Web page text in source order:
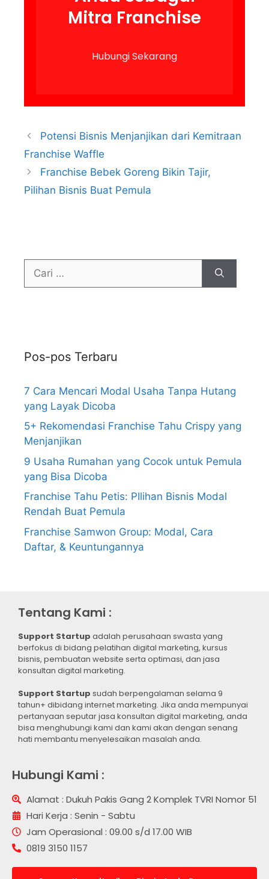
Mitra Franchise
Hubungi Sekarang
Potensi Bisnis Menjanjikan dari Kemitraan
Franchise Waffle
Franchise Bebek Goreng Bikin Tajir,
Pilihan Bisnis Buat Pemula
Pos-pos Terbaru
7 Cara Mencari Modal Usaha Tanpa Hutang
yang Layak Dicoba
5+ Rekomendasi Franchise Tahu Crispy yang
Menjanjikan
9 Usaha Rumahan yang Cocok untuk Pemula
yang Bisa Dicoba
Franchise Tahu Petis: PIlihan Bisnis Modal
Rendah Buat Pemula
Franchise Samwon Group: Modal, Cara
Daftar, & Keuntungannya
Tentang Kami :
Support Startup adalah perusahaan swasta yang
berfokus di bidang pelatihan digital marketing, kursus
bisnis, pembuatan website serta optimasi, dan jasa
konsultan digital marketing.
Support Startup sudah berpengalaman selama 9
tahun+ dibidang internet marketing. Jika anda mempunyai
pertanyaan seputar jasa konsultan digital marketing, anda
bisa menghubungi kami dan kami akan dengan senang
hati membantu menyelesaikan masalah anda.
Hubungi Kami :
Alamat : Dukuh Pakis Gang 2 Komplek TVRI Nomor 51
Hari Kerja : Senin - Sabtu
Jam Operasional : 09.00 s/d 17.00 WIB
0819 3150 1157